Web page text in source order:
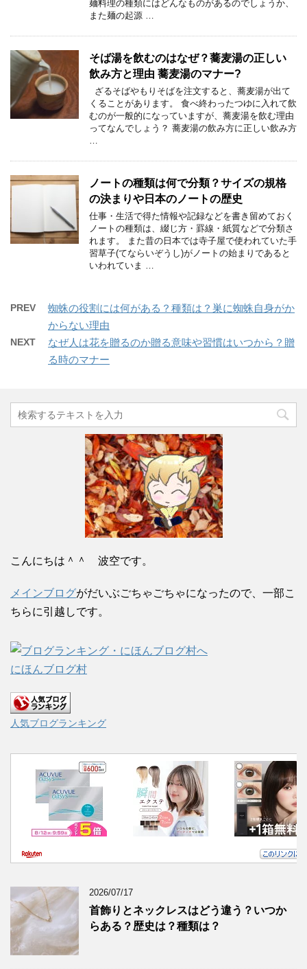
麺料理の種類にはどんなものがあるのでしょうか、
また麺の起源 …
そば湯を飲むのはなぜ？蕎麦湯の正しい
飲み方と理由 蕎麦湯のマナー?
ざるそばやもりそばを注文すると、蕎麦湯が出て
くることがあります。 食べ終わったつゆに入れて飲
むのが一般的になっていますが、蕎麦湯を飲む理由
ってなんでしょう？ 蕎麦湯の飲み方に正しい飲み方
…
ノートの種類は何で分類？サイズの規格
の決まりや日本のノートの歴史
仕事・生活で得た情報や記録などを書き留めておく
ノートの種類は、綴じ方・罫線・紙質などで分類さ
れます。 また昔の日本では寺子屋で使われていた手
習草子(てならいぞうし)がノートの始まりであると
いわれていま …
PREV
蜘蛛の役割には何がある？種類は？巣に蜘蛛自身がか
からない理由
NEXT
なぜ人は花を贈るのか贈る意味や習慣はいつから？贈
る時のマナー
こんにちは＾＾ 波空です。
メインブログがだいぶごちゃごちゃになったので、一部こ
ちらに引越しです。
にほんブログ村
人気ブログランキング
2026/07/17
首飾りとネックレスはどう違う？いつか
らある？歴史は？種類は？